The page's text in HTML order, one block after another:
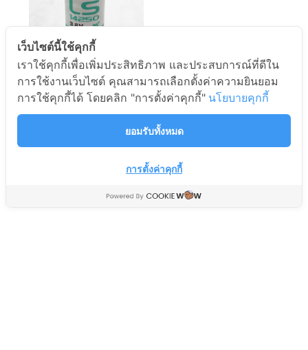
แบตLITHUIM SAFT
LS14250 3.6V
325
แบตเตอรี่แห้ง SPA SL12-
5.5
฿690
เว็บไซต์นี้ใช้คุกกี้
เราใช้คุกกี้เพื่อเพิ่มประสิทธิภาพ และประสบการณ์ที่ดีใน
การใช้งานเว็บไซต์ คุณสามารถเลือกตั้งค่าความยินยอม
การใช้คุกกี้ได้ โดยคลิก "การตั้งค่าคุกกี้" นโยบายคุกกี้
ยอมรับทั้งหมด
การตั้งค่าคุกกี้